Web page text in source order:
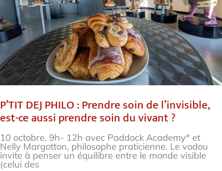
P’TIT DEJ PHILO : Prendre soin de l’invisible,
est-ce aussi prendre soin du vivant ?
10 octobre, 9h- 12h avec Paddock Academy* et
Nelly Margotton, philosophe praticienne. Le vodou
invite à penser un équilibre entre le monde visible
(celui des
aussi
prendre
soin
du
vivant